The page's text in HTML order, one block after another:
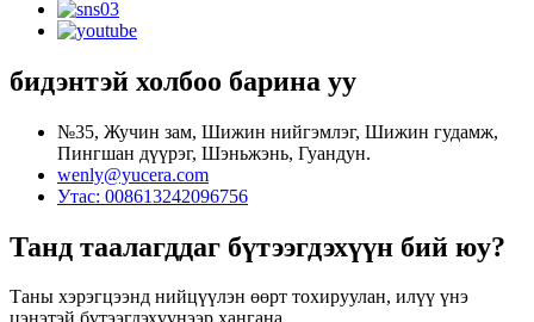
бидэнтэй холбоо барина уу
№35, Жучин зам, Шижин нийгэмлэг, Шижин гудамж,
Пингшан дүүрэг, Шэньжэнь, Гуандун.
wenly@yucera.com
Утас: 008613242096756
Танд таалагддаг бүтээгдэхүүн бий юу?
Таны хэрэгцээнд нийцүүлэн өөрт тохируулан, илүү үнэ